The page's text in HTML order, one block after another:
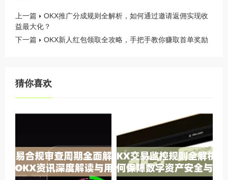
上一篇
OKX推广分成规则全解析，如何通过邀请返佣实现收
益最大化？
下一篇
OKX新人红包领取全攻略，手把手教你赚取首单奖励
猜你喜欢